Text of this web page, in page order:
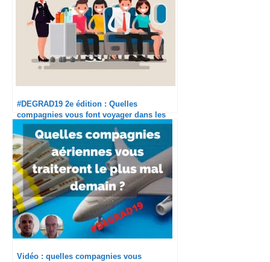
#DEGRAD19 2e édition : Quelles
compagnies vous font voyager dans les
meilleures conditions cet été ?
Vidéo : quelles compagnies vous